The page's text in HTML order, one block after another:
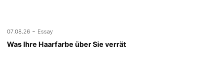
07.08.26 - Essay
Was Ihre Haarfarbe über Sie verrät